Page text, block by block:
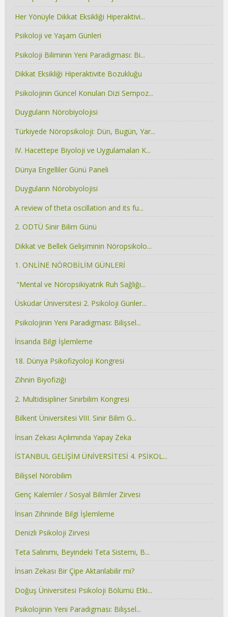
Her Yönüyle Dikkat Eksikliği Hiperaktivi...
Psikoloji ve Yaşam Günleri
Psikoloji Biliminin Yeni Paradigması: Bi...
Dikkat Eksikliği Hiperaktivite Bozukluğu
Psikolojinin Güncel Konuları Dizi Sempoz...
Duyguların Nörobiyolojisi
Türkiyede Nöropsikoloji: Dün, Bugün, Yar...
IV. Hacettepe Biyoloji ve Uygulamaları K...
Dünya Engelliler Günü Paneli
Duyguların Nörobiyolojisi
A review of theta oscillation and its fu...
2. ODTÜ Sinir Bilim Günü
Dikkat ve Bellek Gelişiminin Nöropsikolo...
1. ONLİNE NÖROBİLİM GÜNLERİ
“Mental ve Nöropsikiyatrik Ruh Sağlığı...
Üsküdar Üniversitesi 2. Psikoloji Günler...
Psikolojinin Yeni Paradigması: Bilişsel...
İnsanda Bilgi İşlemleme
18. Dünya Psikofizyoloji Kongresi
Zihnin Biyofiziği
2. Multidisipliner Sinirbilim Kongresi
Bilkent Üniversitesi VIII. Sinir Bilim G...
İnsan Zekası Açılımında Yapay Zeka
İSTANBUL GELİŞİM ÜNİVERSİTESİ 4. PSİKOL...
Bilişsel Nörobilim
Genç Kalemler / Sosyal Bilimler Zirvesi
İnsan Zihninde Bilgi İşlemleme
Denizli Psikoloji Zirvesi
Teta Salınımı, Beyindeki Teta Sistemi, B...
İnsan Zekası Bir Çipe Aktarılabilir mi?
Doğuş Üniversitesi Psikoloji Bölümü Etki...
Psikolojinin Yeni Paradigması: Bilişsel...